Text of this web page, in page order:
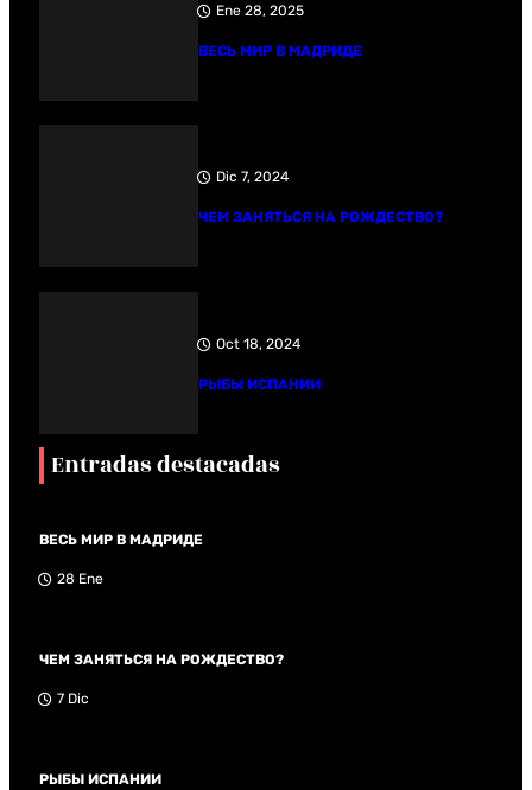
Ene 28, 2025
ВЕСЬ МИР В МАДРИДЕ
Dic 7, 2024
ЧЕМ ЗАНЯТЬСЯ НА РОЖДЕСТВО?
Oct 18, 2024
РЫБЫ ИСПАНИИ
Entradas destacadas
ВЕСЬ МИР В МАДРИДЕ
28 Ene
ЧЕМ ЗАНЯТЬСЯ НА РОЖДЕСТВО?
7 Dic
РЫБЫ ИСПАНИИ